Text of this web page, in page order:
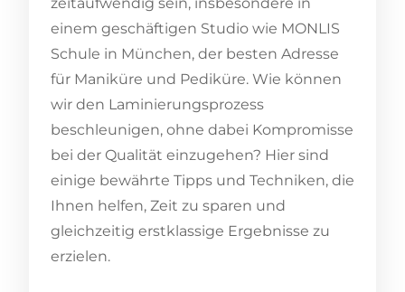
einem geschäftigen Studio wie MONLIS
Schule in München, der besten Adresse
für Maniküre und Pediküre. Wie können
wir den Laminierungsprozess
beschleunigen, ohne dabei Kompromisse
bei der Qualität einzugehen? Hier sind
einige bewährte Tipps und Techniken, die
Ihnen helfen, Zeit zu sparen und
gleichzeitig erstklassige Ergebnisse zu
erzielen.